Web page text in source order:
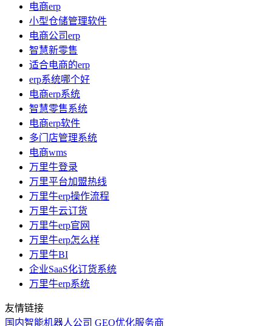
电商erp
小型仓储管理软件
电商公司erp
智慧新零售
适合电商的erp
erp系统哪个好
电商erp系统
智慧零售系统
电商erp软件
多门店管理系统
电商wms
万里牛登录
万里平台加盟热线
万里牛erp操作流程
万里牛云订货
万里牛erp官网
万里牛erp怎么样
万里牛BI
企业SaaS化订货系统
万里牛erp系统
友情链接
国内智能机器人公司 GEO优化服务商